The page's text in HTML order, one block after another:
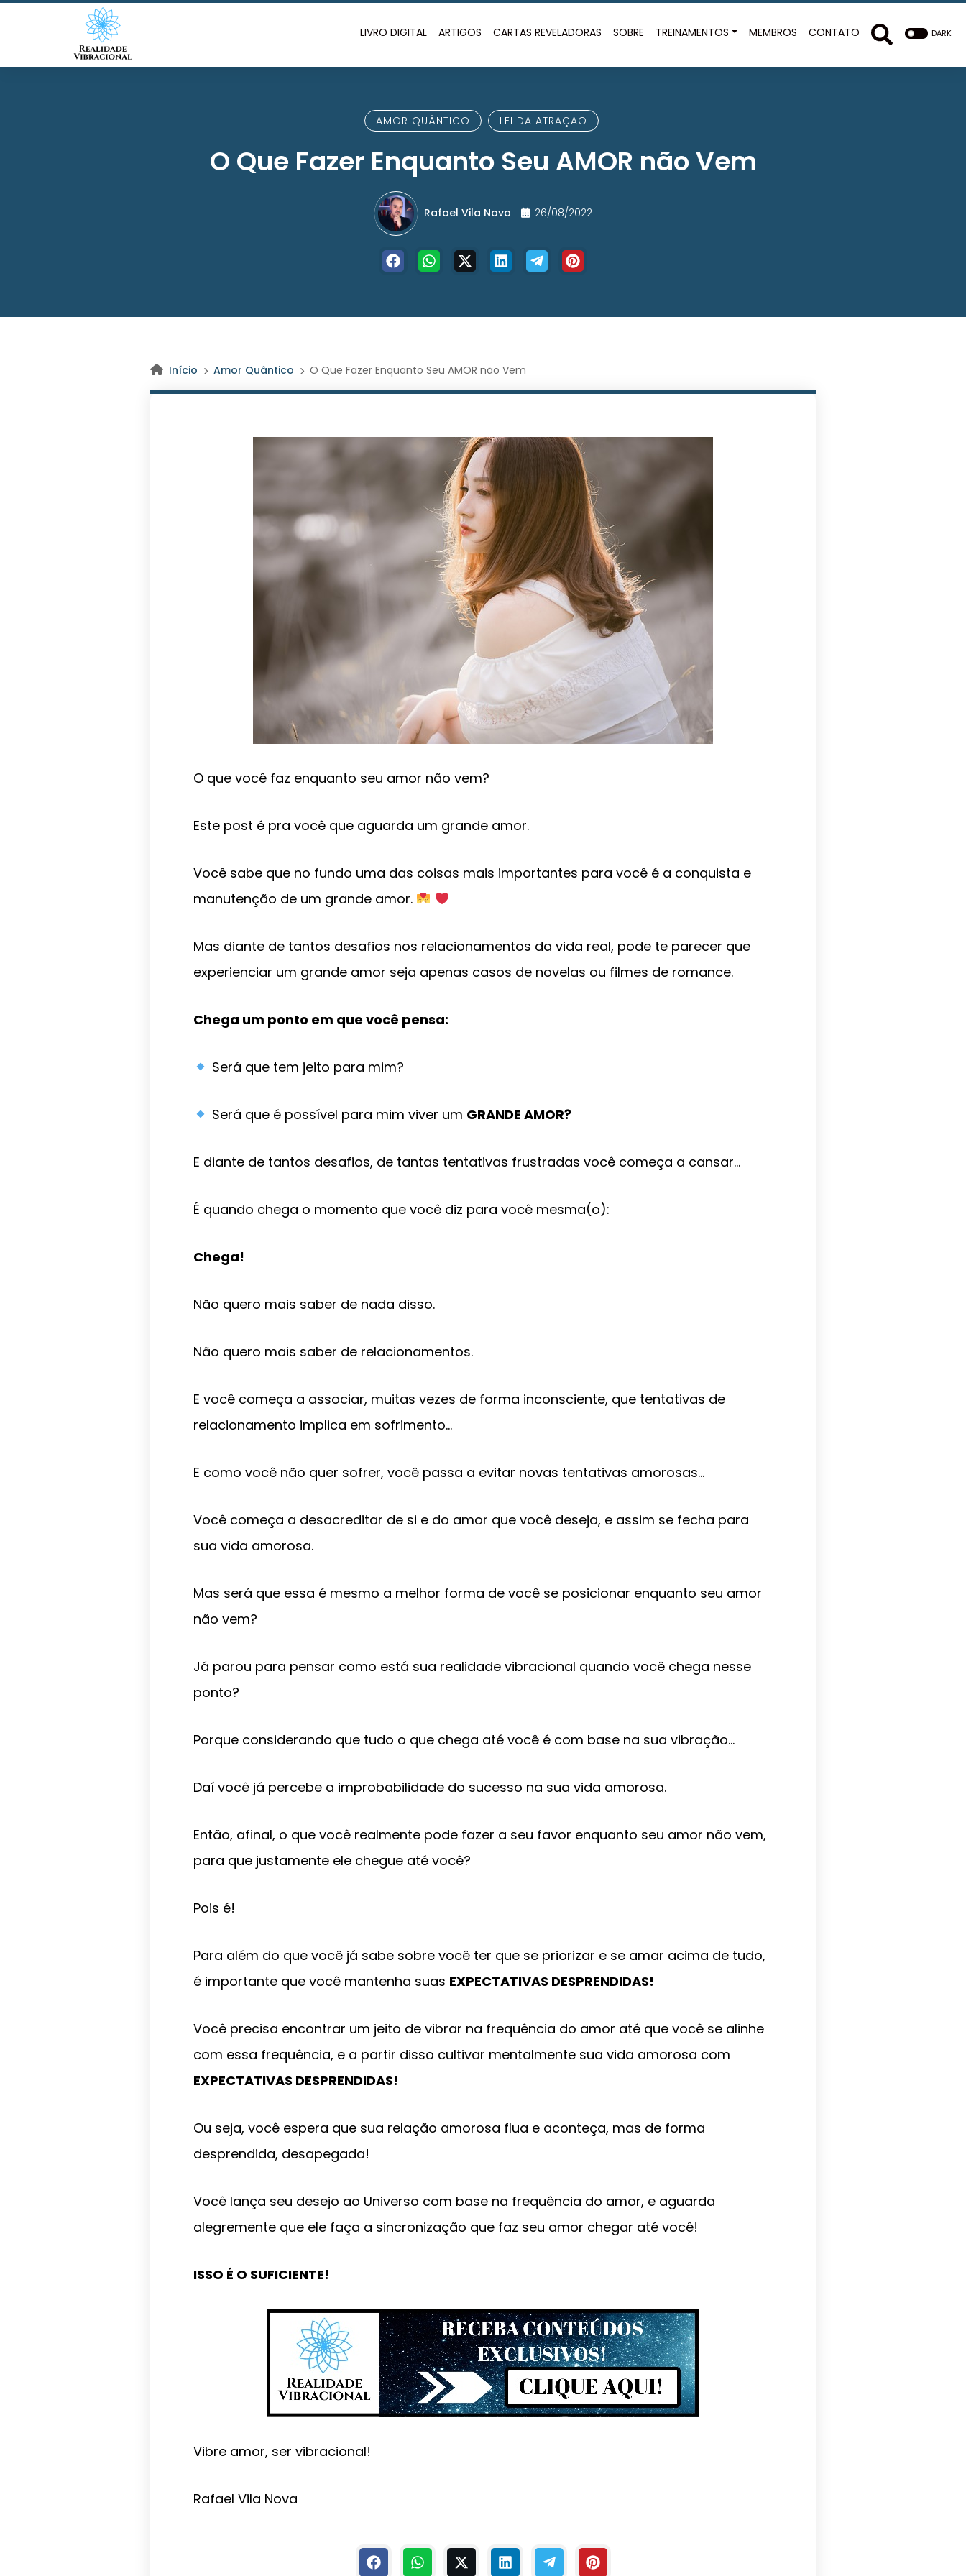
LIVRO DIGITAL ARTIGOS CARTAS REVELADORAS SOBRE TREINAMENTOS MEMBROS CONTATO DARK
AMOR QUÂNTICO LEI DA ATRAÇÃO
O Que Fazer Enquanto Seu AMOR não Vem
Rafael Vila Nova 26/08/2022
Início Amor Quântico O Que Fazer Enquanto Seu AMOR não Vem
O que você faz enquanto seu amor não vem?
Este post é pra você que aguarda um grande amor.
Você sabe que no fundo uma das coisas mais importantes para você é a conquista e
manutenção de um grande amor.
Mas diante de tantos desafios nos relacionamentos da vida real, pode te parecer que
experienciar um grande amor seja apenas casos de novelas ou filmes de romance.
Chega um ponto em que você pensa:
Será que tem jeito para mim?
Será que é possível para mim viver um GRANDE AMOR?
E diante de tantos desafios, de tantas tentativas frustradas você começa a cansar…
É quando chega o momento que você diz para você mesma(o):
Chega!
Não quero mais saber de nada disso.
Não quero mais saber de relacionamentos.
E você começa a associar, muitas vezes de forma inconsciente, que tentativas de
relacionamento implica em sofrimento…
E como você não quer sofrer, você passa a evitar novas tentativas amorosas…
Você começa a desacreditar de si e do amor que você deseja, e assim se fecha para
sua vida amorosa.
Mas será que essa é mesmo a melhor forma de você se posicionar enquanto seu amor
não vem?
Já parou para pensar como está sua realidade vibracional quando você chega nesse
ponto?
Porque considerando que tudo o que chega até você é com base na sua vibração…
Daí você já percebe a improbabilidade do sucesso na sua vida amorosa.
Então, afinal, o que você realmente pode fazer a seu favor enquanto seu amor não vem,
para que justamente ele chegue até você?
Pois é!
Para além do que você já sabe sobre você ter que se priorizar e se amar acima de tudo,
é importante que você mantenha suas EXPECTATIVAS DESPRENDIDAS!
Você precisa encontrar um jeito de vibrar na frequência do amor até que você se alinhe
com essa frequência, e a partir disso cultivar mentalmente sua vida amorosa com
EXPECTATIVAS DESPRENDIDAS!
Ou seja, você espera que sua relação amorosa flua e aconteça, mas de forma
desprendida, desapegada!
Você lança seu desejo ao Universo com base na frequência do amor, e aguarda
alegremente que ele faça a sincronização que faz seu amor chegar até você!
ISSO É O SUFICIENTE!
Vibre amor, ser vibracional!
Rafael Vila Nova